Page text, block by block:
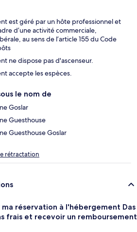
est géré par un hôte professionnel et
d’une activité commerciale,
au sens de l’article 155 du Code
ne dispose pas d'ascenseur.
accepte les espèces.
le nom de
Goslar
Guesthouse
Guesthouse Goslar
rétractation
ma réservation à l'hébergement Das
frais et recevoir un remboursement